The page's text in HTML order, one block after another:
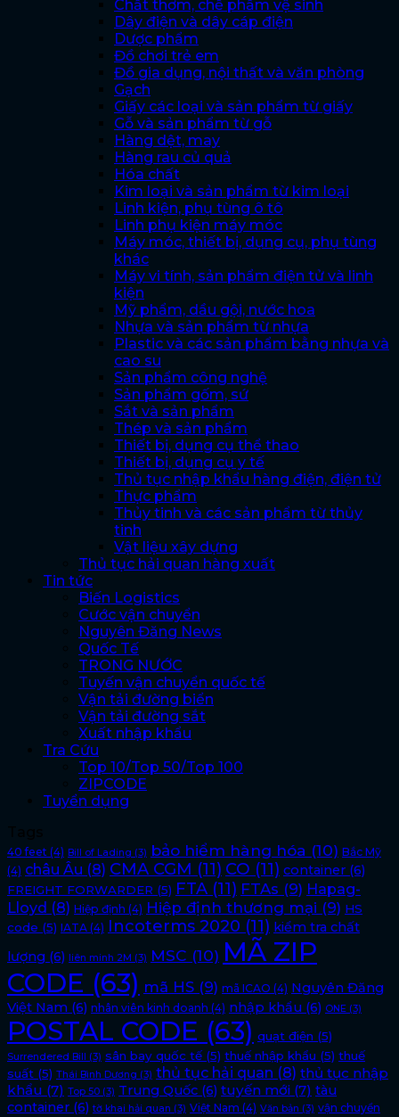
Chất thơm, chế phẩm vệ sinh
Dây điện và dây cáp điện
Dược phẩm
Đồ chơi trẻ em
Đồ gia dụng, nội thất và văn phòng
Gạch
Giấy các loại và sản phẩm từ giấy
Gỗ và sản phẩm từ gỗ
Hàng dệt, may
Hàng rau củ quả
Hóa chất
Kim loại và sản phẩm từ kim loại
Linh kiện, phụ tùng ô tô
Linh phụ kiện máy móc
Máy móc, thiết bị, dụng cụ, phụ tùng
khác
Máy vi tính, sản phẩm điện tử và linh
kiện
Mỹ phẩm, dầu gội, nước hoa
Nhựa và sản phẩm từ nhựa
Plastic và các sản phẩm bằng nhựa và
cao su
Sản phẩm công nghệ
Sản phẩm gốm, sứ
Sắt và sản phẩm
Thép và sản phẩm
Thiết bị, dụng cụ thể thao
Thiết bị, dụng cụ y tế
Thủ tục nhập khẩu hàng điện, điện tử
Thực phẩm
Thủy tinh và các sản phẩm từ thủy
tinh
Vật liệu xây dựng
Thủ tục hải quan hàng xuất
Tin tức
Biến Logistics
Cước vận chuyển
Nguyên Đăng News
Quốc Tế
TRONG NƯỚC
Tuyến vận chuyển quốc tế
Vận tải đường biển
Vận tải đường sắt
Xuất nhập khẩu
Tra Cứu
Top 10/Top 50/Top 100
ZIPCODE
Tuyển dụng
40 feet (4) Bill of Lading (3) bảo hiểm hàng hóa (10) Bắc Mỹ
(4) châu Âu (8) CMA CGM (11) CO (11) container (6)
FREIGHT FORWARDER (5) FTA (11) FTAs (9) Hapag-
Lloyd (8) Hiệp định (4) Hiệp định thương mại (9) HS
code (5) IATA (4) Incoterms 2020 (11) kiểm tra chất
lượng (6) liên minh 2M (3) MSC (10) MÃ ZIP
CODE (63) mã HS (9) mã ICAO (4) Nguyên Đăng
Việt Nam (6) nhân viên kinh doanh (4) nhập khẩu (6) ONE (3)
POSTAL CODE (63) quạt điện (5)
Surrendered Bill (3) sân bay quốc tế (5) thuế nhập khẩu (5) thuế
suất (5) Thái Bình Dương (3) thủ tục hải quan (8) thủ tục nhập
khẩu (7) Top 50 (3) Trung Quốc (6) tuyến mới (7) tàu
container (6) tờ khai hải quan (3) Việt Nam (4) Văn bản (3) vận chuyển